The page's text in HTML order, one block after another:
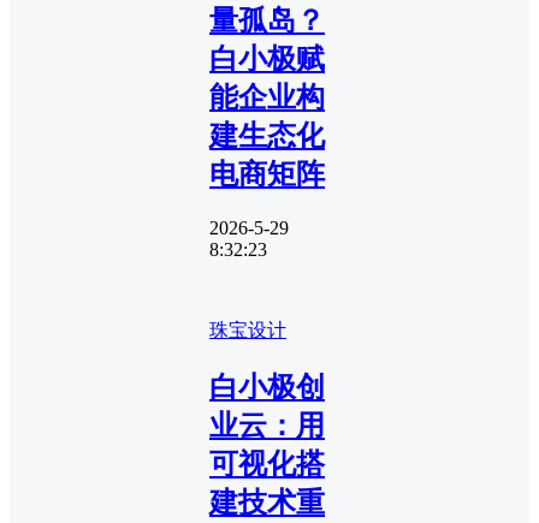
量孤岛？
白小极赋
能企业构
建生态化
电商矩阵
2026-5-29
8:32:23
珠宝设计
白小极创
业云：用
可视化搭
建技术重